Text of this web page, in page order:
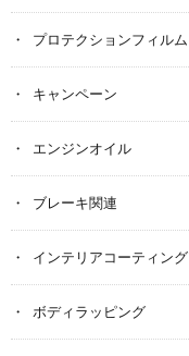
プロテクションフィルム
キャンペーン
エンジンオイル
ブレーキ関連
インテリアコーティング
ボディラッピング